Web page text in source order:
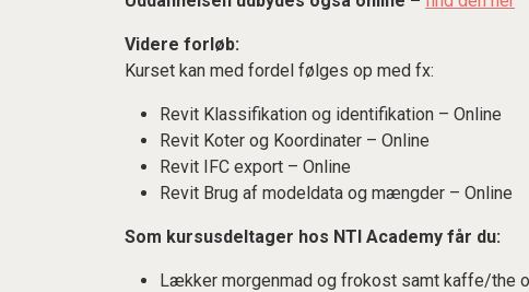
Videre forløb:
Kurset kan med fordel følges op med fx:
Revit Klassifikation og identifikation – Online
Revit Koter og Koordinater – Online
Revit IFC export – Online
Revit Brug af modeldata og mængder – Online
Som kursusdeltager hos NTI Academy får du:
Lækker morgenmad og frokost samt kaffe/the